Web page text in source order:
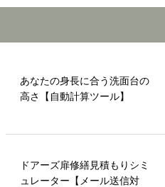
あなたの身長に合う洗面台の
高さ【自動計算ツール】
ドアーズ扉修繕見積もりシミ
ュレーター【メール送信対